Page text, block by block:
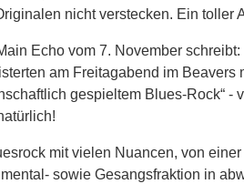
nicht verstecken. Ein toller
Echo vom 7. November
am Freitagabend im Beavers
gespieltem Blues-Rock“ -
mit vie­len Nu­an­cen, von
so­wie Ge­sangs­frak­ti­on in